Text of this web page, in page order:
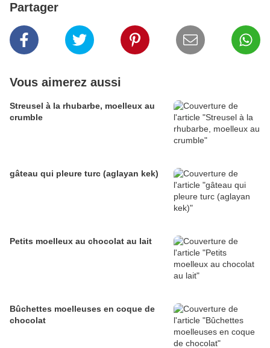
Partager
Vous aimerez aussi
Streusel à la rhubarbe, moelleux au
crumble
gâteau qui pleure turc (aglayan kek)
Petits moelleux au chocolat au lait
Bûchettes moelleuses en coque de
chocolat